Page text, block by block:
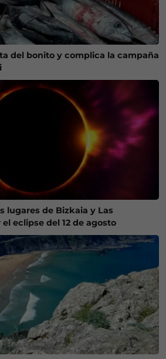
del bonito y complica la campaña
lugares de Bizkaia y Las
eclipse del 12 de agosto